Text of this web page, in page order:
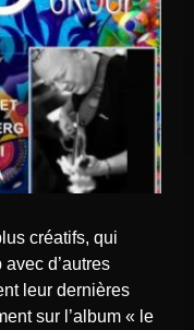
d’autres
leur dernières
sur l’album « le